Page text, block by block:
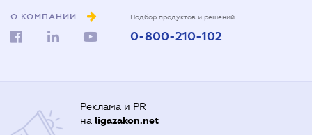
О КОМПАНИИ Подбор продуктов и решений
0-800-210-102
Реклама и PR
на ligazakon.net